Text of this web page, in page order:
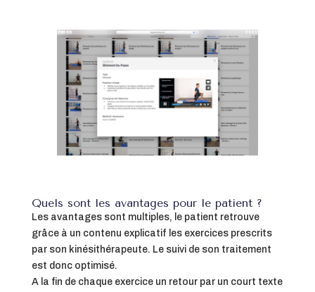
Quels sont les avantages pour le patient ?
Les avantages sont multiples, le patient retrouve
grâce à un contenu explicatif les exercices prescrits
par son kinésithérapeute. Le suivi de son traitement
est donc optimisé.
A la fin de chaque exercice un retour par un court texte